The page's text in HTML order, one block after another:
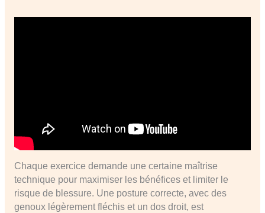
Chaque exercice demande une certaine maîtrise
technique pour maximiser les bénéfices et limiter le
risque de blessure. Une posture correcte, avec des
genoux légèrement fléchis et un dos droit, est